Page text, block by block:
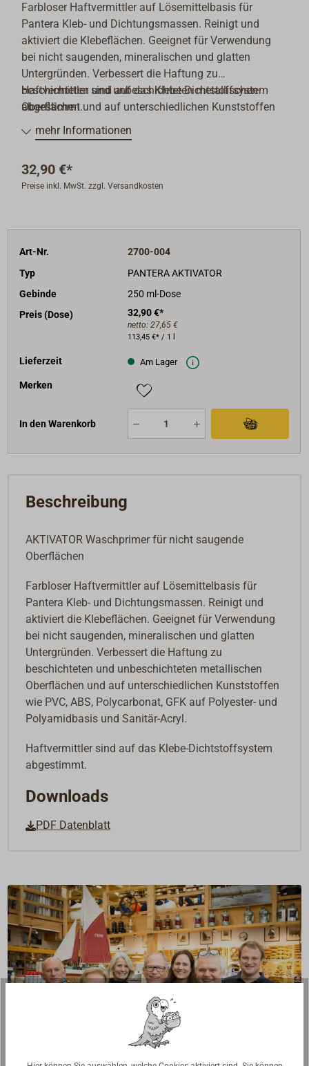
Farbloser Haftvermittler auf Lösemittelbasis für
Pantera Kleb- und Dichtungsmassen. Reinigt und
aktiviert die Klebeflächen. Geeignet für Verwendung
bei nicht saugenden, mineralischen und glatten
Untergründen. Verbessert die Haftung zu
beschichteten und unbeschichteten metallischen
Oberflächen und auf unterschiedlichen Kunststoffen
wie PVC, ABS, Polycarbonat, GFK auf Polyester- und
Polyamidbasis und Sanitär-Acryl.
Haftvermittler sind auf das Klebe-Dichtstoffsystem
abgestimmt.
mehr Informationen
32,90 €*
Preise inkl. MwSt. zzgl. Versandkosten
Art-Nr.
2700-004
Typ
PANTERA AKTIVATOR
Gebinde
250 ml-Dose
Preis (Dose)
32,90 €*
netto: 27,65 €
113,45 €* / 1 l
Lieferzeit Am Lager
Merken
In den Warenkorb
Beschreibung
AKTIVATOR Waschprimer für nicht saugende
Oberflächen
Farbloser Haftvermittler auf Lösemittelbasis für
Pantera Kleb- und Dichtungsmassen. Reinigt und
aktiviert die Klebeflächen. Geeignet für Verwendung
bei nicht saugenden, mineralischen und glatten
Untergründen. Verbessert die Haftung zu
beschichteten und unbeschichteten metallischen
Oberflächen und auf unterschiedlichen Kunststoffen
wie PVC, ABS, Polycarbonat, GFK auf Polyester- und
Polyamidbasis und Sanitär-Acryl.
Haftvermittler sind auf das Klebe-Dichtstoffsystem
abgestimmt.
Downloads
PDF Datenblatt